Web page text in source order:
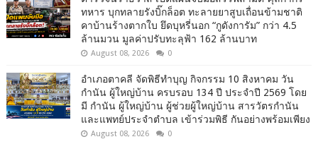
ทหาร บุกทลายรังบิ๊กล็อต ทะลายยาสูบเถื่อนข้ามชาติ
คาบ้านร้างตากใบ ยึดบุหรี่นอก “กูดังการัม” กว่า 4.5
ล้านมวน มูลค่าปรับทะลุฟ้า 162 ล้านบาท
August 08, 2026 0
อำเภอตาคลี จัดพิธีทำบุญ กิจกรรม 10 สิงหาคม วัน
กำนัน ผู้ใหญ่บ้าน ครบรอบ 134 ปี ประจำปี 2569 โดย
มี กำนัน ผู้ใหญ่บ้าน ผู้ช่วยผู้ใหญ่บ้าน สารวัตรกำนัน
และแพทย์ประจำตำบล เข้าร่วมพิธี กันอย่างพร้อมเพียง
August 08, 2026 0